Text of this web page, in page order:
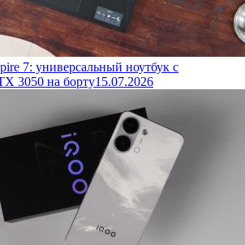
7: универсальный ноутбук с
3050 на борту15.07.2026